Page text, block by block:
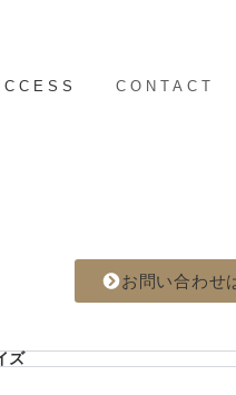
CONTACT
お問い合わせ
ズ